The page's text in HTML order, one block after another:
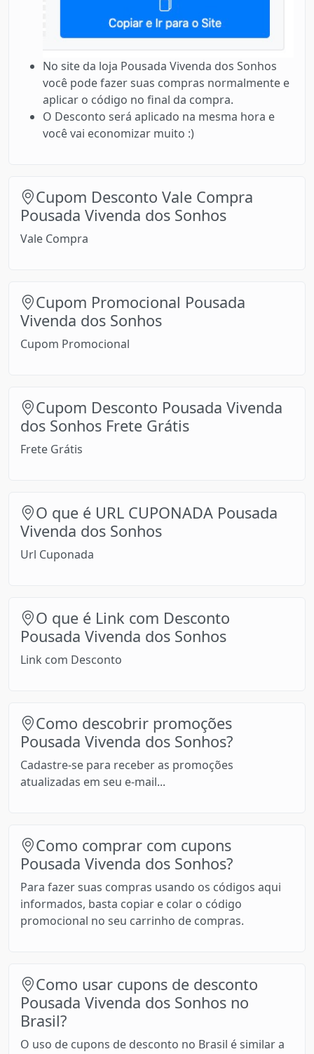
No site da loja Pousada Vivenda dos Sonhos
você pode fazer suas compras normalmente e
aplicar o código no final da compra.
O Desconto será aplicado na mesma hora e
você vai economizar muito :)
Cupom Desconto Vale Compra
Pousada Vivenda dos Sonhos
Vale Compra
Cupom Promocional Pousada
Vivenda dos Sonhos
Cupom Promocional
Cupom Desconto Pousada Vivenda
dos Sonhos Frete Grátis
Frete Grátis
O que é URL CUPONADA Pousada
Vivenda dos Sonhos
Url Cuponada
O que é Link com Desconto
Pousada Vivenda dos Sonhos
Link com Desconto
Como descobrir promoções
Pousada Vivenda dos Sonhos?
Cadastre-se para receber as promoções
atualizadas em seu e-mail...
Como comprar com cupons
Pousada Vivenda dos Sonhos?
Para fazer suas compras usando os códigos aqui
informados, basta copiar e colar o código
promocional no seu carrinho de compras.
Como usar cupons de desconto
Pousada Vivenda dos Sonhos no
Brasil?
O uso de cupons de desconto no Brasil é similar a